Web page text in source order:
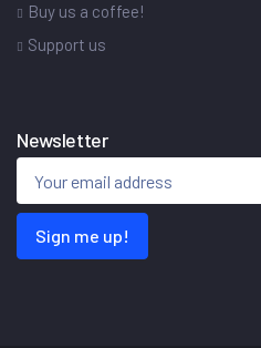
Buy us a coffee!
Support us
Newsletter
Sign me up!